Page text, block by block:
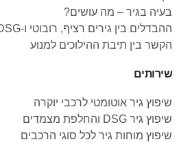
בעיה בגיר – מה עושים?
ההבדלים בין גירים רציף, רובוטי ו-DSG
הקשר בין תיבת ההילוכים למנוע
שירותים
שיפוץ גיר אוטומטי לרכבי יוקרה
שיפוץ גיר DSG והחלפת מצמדים
שיפוץ מוחות גיר לכל סוגי הרכבים